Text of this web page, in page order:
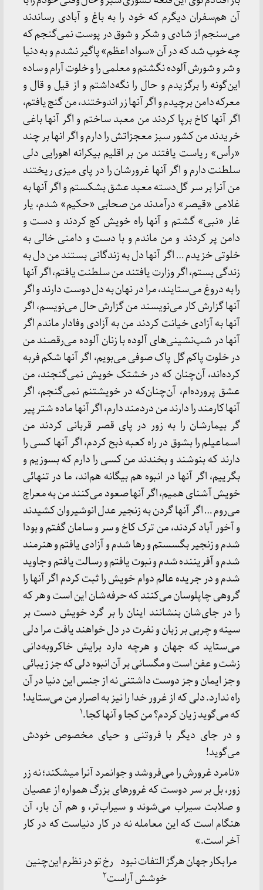
آن هم‌سفران دیگرم که خود را به باغ و آبادی رساندند
می‌سنجم از شادی و شکر و شوق در پوست نمی‌گنجم که
چه خوب شد که در آن «سواد اعظم» پاگیر نشدم و به دنیا
و شر و شورش آلوده نگشتم و معلمی را و خلوت آرام و ساده
این‌گونه را برگزیدم و حال را نگه‌داشتم و از قیل و قال و
معرکه دامن برچیدم و اگر آنها زر اندوختند، من گنج یافتم،
اگر آنها کاخ برپا کردند من معبد ساختم و اگر آنها باغی
خریدند من کشور سبز معجزاتش را دارم و اگر انها بر چند
«رأس» ریاست یافتند من بر اقلیم بیکرانه اهورایی دلی
سلطنت دارم و اگر آنها غرورشان را در پای میزی ریختند
من آنرا بر سر گل‌دسته معبد عشق بشکستم و اگر آنها به
غلامی «قیصر» درآمدند من صحابی «حکیم» شدم، یار
غار «نبی» گشتم و آنها راه خویش کج کردند و دست و
دامن پر کردند و من ماندم و با دست و دامنی خالی به
خلوتی خزیدم … اگر آنها دل به زندگانی بستند من دل به
زندگی بستم، اگر وزارت یافتند من سلطنت یافتم، اگر آنها
را به‌ دروغ می‌ستایند، مرا در نهان به دل دوست دارند و اگر
آنها گزارش کار می‌نویسند من گزارش حال می‌نویسم، اگر
آنها به آزادی خیانت کردند من به آزادی وفادار ماندم اگر
آنها در شب‌نشینی‌های آلوده با زنان آلوده می‌رقصند من
در خلوت پاکم گل پاک صوفی می‌بویم، اگر آنها شکم فربه
کرده‌اند، آن‌چنان که در خشتک خویش نمی‌گنجند، من
عشق پرورده‌ام، آن‌چنان‌که در خویشتنم نمی‌گنجم، اگر
آنها کارمند را دارند من دردمند دارم، اگر آنها ماده شتر پیر
گر بیمارشان را به زور در پای قصر قربانی کردند من
اسماعیلم را بشوق در راه کعبه ذبح کردم، اگر آنها کسی را
دارند که بنوشند و بخندند من کسی را دارم که بسوزیم و
بگرییم، اگر آنها در انبوه هم بیگانه‌ هم‌اند، ما در تنهائی
خویش آشنای همیم، اگر آنها صعود می‌کنند من به معراج
می‌روم … اگر آنها گردن به زنجیر عدل انوشیروان کشیدند
و آخور آباد کردند، من ترک کاخ و سر و سامان گفتم و بودا
شدم و زنجیر بگسستم و رها شدم و آزادی یافتم و هنرمند
شدم و آفریننده شدم و نبوت یافتم و رسالت یافتم و جاوید
شدم و در جریده عالم دوام خویش را ثبت کردم اگر آنها را
گروهی چاپلوسان می‌کنند که حرفه‌شان این است و هر که
را در جای‌شان بنشانند اینان را بر گرد خویش دست بر
سینه و چربی بر زبان و نفرت در دل خواهند یافت مرا دلی
می‌ستاید که جهان و هرچه دارد برایش خاکروبه‌دانی
زشت و عفن است و مگسانی بر آن انبوه دلی که جز زیبائی
و جز ایمان و جز دوست داشتنی نه از جنس این دنیا در آن
راه ندارد. دلی که از غرور خدا را نیز به اصرار من می‌ستاید!
که می‌گوید زیان کردم؟ من کجا و آنها کجا.۱
و در جای دیگر با فروتنی و حیای مخصوص خودش
می‌گوید!
«نامرد غرورش را می‌فروشد و جوانمرد آنرا میشکند؛ نه زر
زور، بل بر سر دوست که غرورهای بزرگ همواره از عصیان
و صلابت سیراب می‌شوند و سیراب‌تر، و هم آن بار، آن
هنگام است که این معامله نه در کار دنیاست که در کار
آخر است.»
مرا بکار جهان هرگز التفات نبود رخ تو در نظرم این‌چنین
خوشش آراست۲